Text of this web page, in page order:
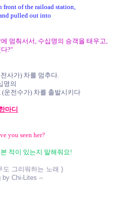
front of the raiload station,
pulled out into
멈춰서서, 수십명의 승객을 태우고,
?"
사가) 차를 멈추다.
명의
운전수가) 차를 출발시키다
마디
you seen her?
적이 있는지 말해줘요!
도 그리워하는 노래 )
by Chi-Lites --